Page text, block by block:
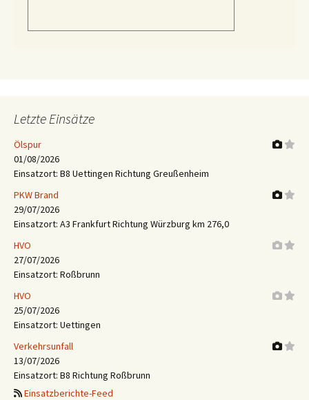
Letzte Einsätze
Ölspur
01/08/2026
Einsatzort: B8 Uettingen Richtung Greußenheim
PKW Brand
29/07/2026
Einsatzort: A3 Frankfurt Richtung Würzburg km 276,0
HVO
27/07/2026
Einsatzort: Roßbrunn
HVO
25/07/2026
Einsatzort: Uettingen
Verkehrsunfall
13/07/2026
Einsatzort: B8 Richtung Roßbrunn
Einsatzberichte-Feed